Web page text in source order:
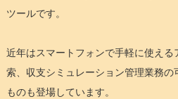
ツールです。
近年はスマートフォンで手軽に使える
索、収支シミュレーション管理業務の
ものも登場しています。